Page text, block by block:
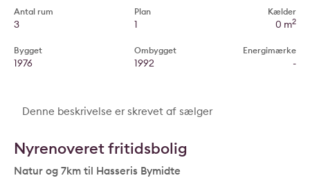
Antal rum
3
Bygget
1976
Plan
1
Ombygget
1992
Kælder
0 m2
Energimærke
-
Denne beskrivelse er skrevet af sælger
Nyrenoveret fritidsbolig
Natur og 7km til Hasseris Bymidte